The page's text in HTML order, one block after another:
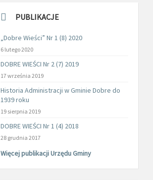
PUBLIKACJE
„Dobre Wieści” Nr 1 (8) 2020
6 lutego 2020
DOBRE WIEŚCI Nr 2 (7) 2019
17 września 2019
Historia Administracji w Gminie Dobre do
1939 roku
19 sierpnia 2019
DOBRE WIEŚCI Nr 1 (4) 2018
28 grudnia 2017
Więcej publikacji Urzędu Gminy